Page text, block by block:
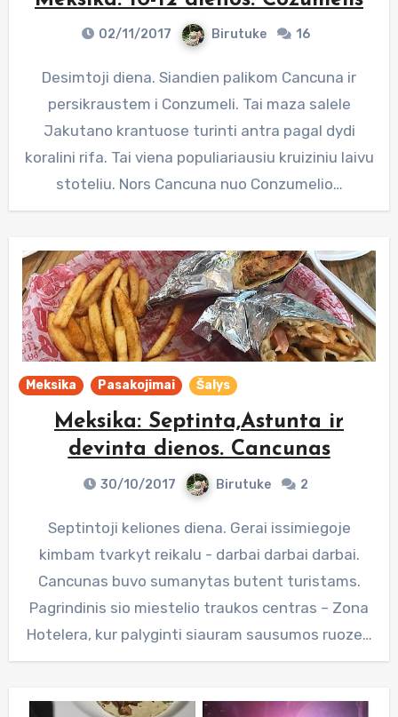
02/11/2017 Birutuke 16
Desimtoji diena. Siandien palikom Cancuna ir
persikraustem i Conzumeli. Tai maza salele
Jakutano krantuose turinti antra pagal dydi
koralini rifa. Tai viena populiariausiu kruiziniu laivu
stoteliu. Nors Cancuna nuo Conzumelio…
Meksika Pasakojimai Šalys
Meksika: Septinta,Astunta ir
devinta dienos. Cancunas
30/10/2017 Birutuke 2
Septintoji keliones diena. Gerai issimiegoje
kimbam tvarkyt reikalu - darbai darbai darbai.
Cancunas buvo sumanytas butent turistams.
Pagrindinis sio miestelio traukos centras – Zona
Hotelera, kur palyginti siauram sausumos ruoze…